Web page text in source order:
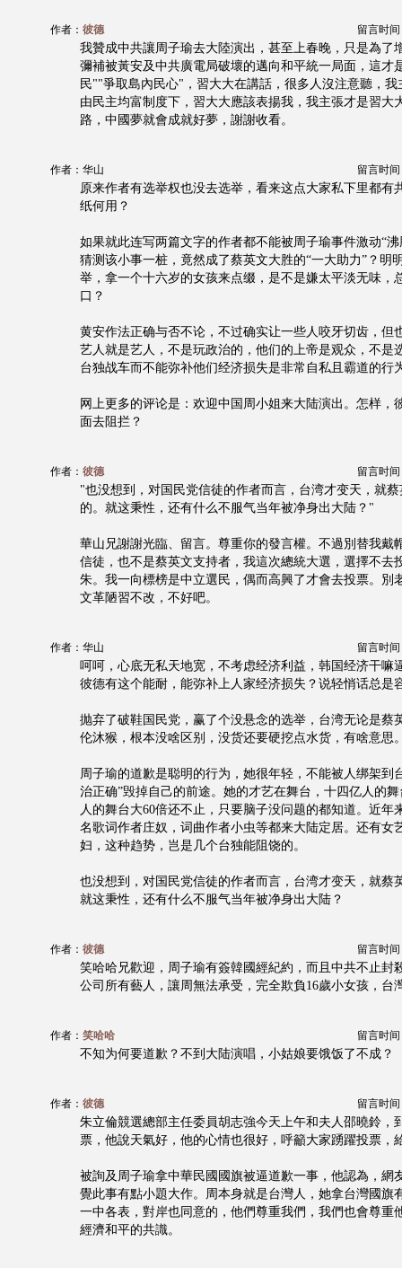
作者： 彼德 留言时间
我贊成中共讓周子瑜去大陸演出，甚至上春晚，只是為了
彌補被黃安及中共廣電局破壞的邁向和平統一局面，這才
民""爭取島內民心"，習大大在講話，很多人沒注意聽，我
由民主均富制度下，習大大應該表揚我，我主張才是習大
路，中國夢就會成就好夢，謝謝收看。
作者：华山 留言时间
原来作者有选举权也没去选举，看来这点大家私下里都有
纸何用？
如果就此连写两篇文字的作者都不能被周子瑜事件激动“
猜测该小事一桩，竟然成了蔡英文大胜的“一大助力”？明
举，拿一个十六岁的女孩来点缀，是不是嫌太平淡无味，
口？
黄安作法正确与否不论，不过确实让一些人咬牙切齿，但
艺人就是艺人，不是玩政治的，他们的上帝是观众，不是
台独战车而不能弥补他们经济损失是非常自私且霸道的行
网上更多的评论是：欢迎中国周小姐来大陆演出。怎样，
面去阻拦？
作者： 彼德 留言时间
"也没想到，对国民党信徒的作者而言，台湾才变天，就
的。就这秉性，还有什么不服气当年被净身出大陆？"
華山兄謝謝光臨、留言。尊重你的發言權。不過別替我戴
信徒，也不是蔡英文支持者，我這次總統大選，選擇不去
朱。我一向標榜是中立選民，偶而高興了才會去投票。別
文革陋習不改，不好吧。
作者：华山 留言时间
呵呵，心底无私天地宽，不考虑经济利益，韩国经济干嘛
彼德有这个能耐，能弥补上人家经济损失？说轻悄话总是
抛弃了破鞋国民党，赢了个没悬念的选举，台湾无论是蔡
伦沐猴，根本没啥区别，没货还要硬挖点水货，有啥意思
周子瑜的道歉是聪明的行为，她很年轻，不能被人绑架到
治正确”毁掉自己的前途。她的才艺在舞台，十四亿人的
人的舞台大60倍还不止，只要脑子没问题的都知道。近年
名歌词作者庄奴，词曲作者小虫等都来大陆定居。还有女
妇，这种趋势，岂是几个台独能阻饶的。
也没想到，对国民党信徒的作者而言，台湾才变天，就蔡
就这秉性，还有什么不服气当年被净身出大陆？
作者： 彼德 留言时间
笑哈哈兄歡迎，周子瑜有簽韓國經紀約，而且中共不止封
公司所有藝人，讓周無法承受，完全欺負16歲小女孩，台
作者： 笑哈哈 留言时间
不知为何要道歉？不到大陆演唱，小姑娘要饿饭了不成？
作者： 彼德 留言时间
朱立倫競選總部主任委員胡志強今天上午和夫人邵曉鈴，
票，他說天氣好，他的心情也很好，呼籲大家踴躍投票，
被詢及周子瑜拿中華民國國旗被逼道歉一事，他認為，網
覺此事有點小題大作。周本身就是台灣人，她拿台灣國旗
一中各表，對岸也同意的，他們尊重我們，我們也會尊重
經濟和平的共識。